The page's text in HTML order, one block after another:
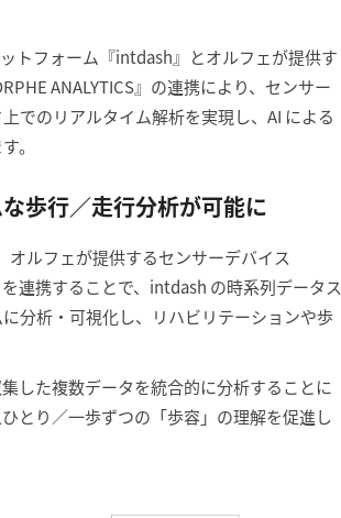
トフォーム『intdash』とオルフェが提供す
ANALYTICS』の連携により、センサー
でのリアルタイム解析を実現し、AI による
。
歩行／走行分析が可能に
ルフェが提供するセンサーデバイス
を連携することで、intdash の時系列データス
分析・可視化し、リハビリテーションや歩
した複数データを統合的に分析することに
とり／一歩ずつの「歩容」の理解を促進し